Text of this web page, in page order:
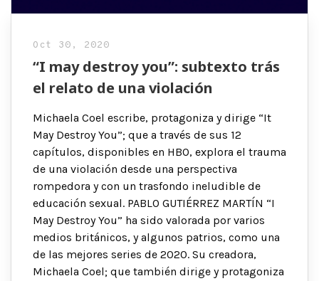
Oct 30, 2020
“I may destroy you”: subtexto trás
el relato de una violación
Michaela Coel escribe, protagoniza y dirige “It
May Destroy You”; que a través de sus 12
capítulos, disponibles en HBO, explora el trauma
de una violación desde una perspectiva
rompedora y con un trasfondo ineludible de
educación sexual. PABLO GUTIÉRREZ MARTÍN “I
May Destroy You” ha sido valorada por varios
medios británicos, y algunos patrios, como una
de las mejores series de 2020. Su creadora,
Michaela Coel; que también dirige y protagoniza